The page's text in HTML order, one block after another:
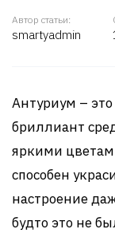
Автор статьи:
smartyadmin
Антуриум –
бриллиант
яркими
способен
настроение
будто это не